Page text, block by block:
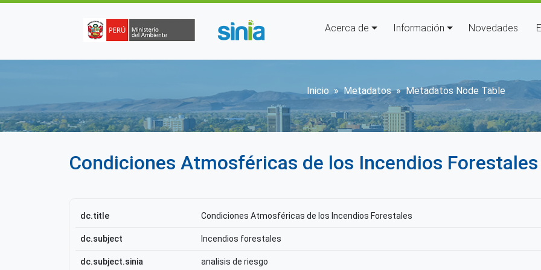
Navegación principal
Acerca de Información Novedades
Sobrescribir enlaces de
Inicio Metadatos Metadatos Node Table
Condiciones Atmosféricas de los Incendios Forestales
dc.title Condiciones Atmosféricas de los Incendios Forestales
dc.subject Incendios forestales
dc.subject.sinia analisis de riesgo